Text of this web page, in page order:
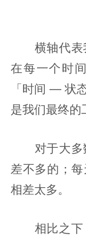
横轴代
在每一个时
「时间 — 状
是我们最终的
对于大
差不多的；
相差太多。
相比之